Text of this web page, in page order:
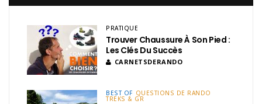
PRATIQUE
Trouver Chaussure À Son Pied :
Les Clés Du Succès
CARNETSDERANDO
BEST OF QUESTIONS DE RANDO
TREKS & GR